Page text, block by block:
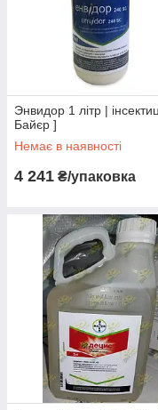
Энвидор 1 літр |
Байєр ]
Немає в наявності
4 241 ₴/упаковка